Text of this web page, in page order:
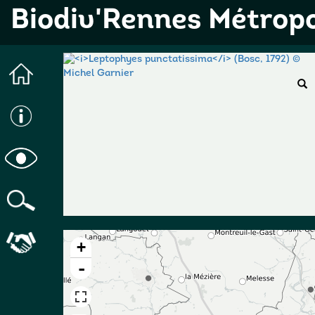
Biodiv'Rennes
+
-